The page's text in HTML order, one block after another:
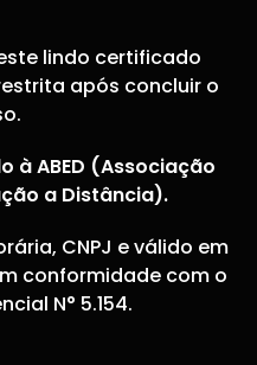
lindo certificado
após concluir o
à ABED (Associação
a Distância).
CNPJ e válido em
conformidade com o
N° 5.154.